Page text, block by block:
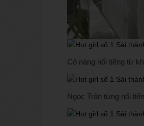
Cô nàng nổi tiếng từ
Ngọc Trân từng nổi